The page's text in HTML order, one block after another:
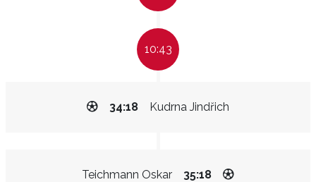
10:43
Kudrna Jindřich
34:18
Teichmann Oskar 35:18